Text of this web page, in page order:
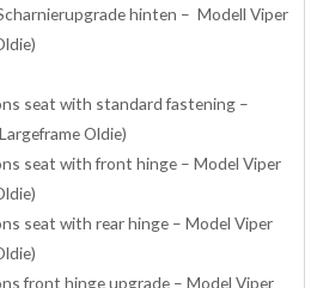
hinten – Modell Viper
seat with standard fastening –
Oldie)
seat with front hinge – Model Viper
seat with rear hinge – Model Viper
front hinge upgrade – Model Viper